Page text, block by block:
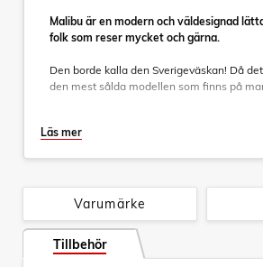
Malibu är en modern och väldesignad
folk som reser mycket och gärna.
Den borde kalla den Sverigeväskan! Då
den mest sålda modellen som finns på
Sköna bekväma gummerade bärhandtag
Självklart helfodrad inredning med
som underlättar för dig när du packar.
Läs mer
Varumärke
Tillbehör